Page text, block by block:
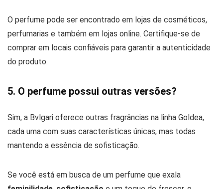
O perfume pode ser encontrado em lojas de cosméticos,
perfumarias e também em lojas online. Certifique-se de
comprar em locais confiáveis para garantir a autenticidade
do produto.
5. O perfume possui outras versões?
Sim, a Bvlgari oferece outras fragrâncias na linha Goldea,
cada uma com suas características únicas, mas todas
mantendo a essência de sofisticação.
Se você está em busca de um perfume que exala